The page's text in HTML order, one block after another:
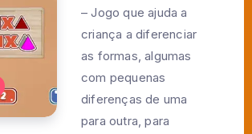
– Jogo que ajuda a
criança a diferenciar
as formas, algumas
com pequenas
diferenças de uma
para outra, para